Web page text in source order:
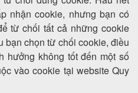
nhận cookie, nhưng bạn có
từ chối tất cả những cookie
bạn chọn từ chối cookie, điều
hưởng không tốt đến một số
vào cookie tại website Quy